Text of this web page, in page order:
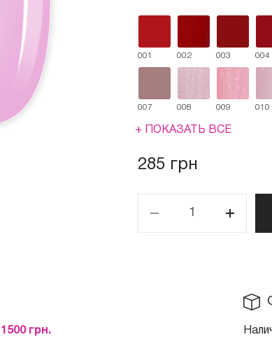
001 002 003 004
007 008 009 010
+ ПОКАЗАТЬ ВСЕ
285 грн
грн.